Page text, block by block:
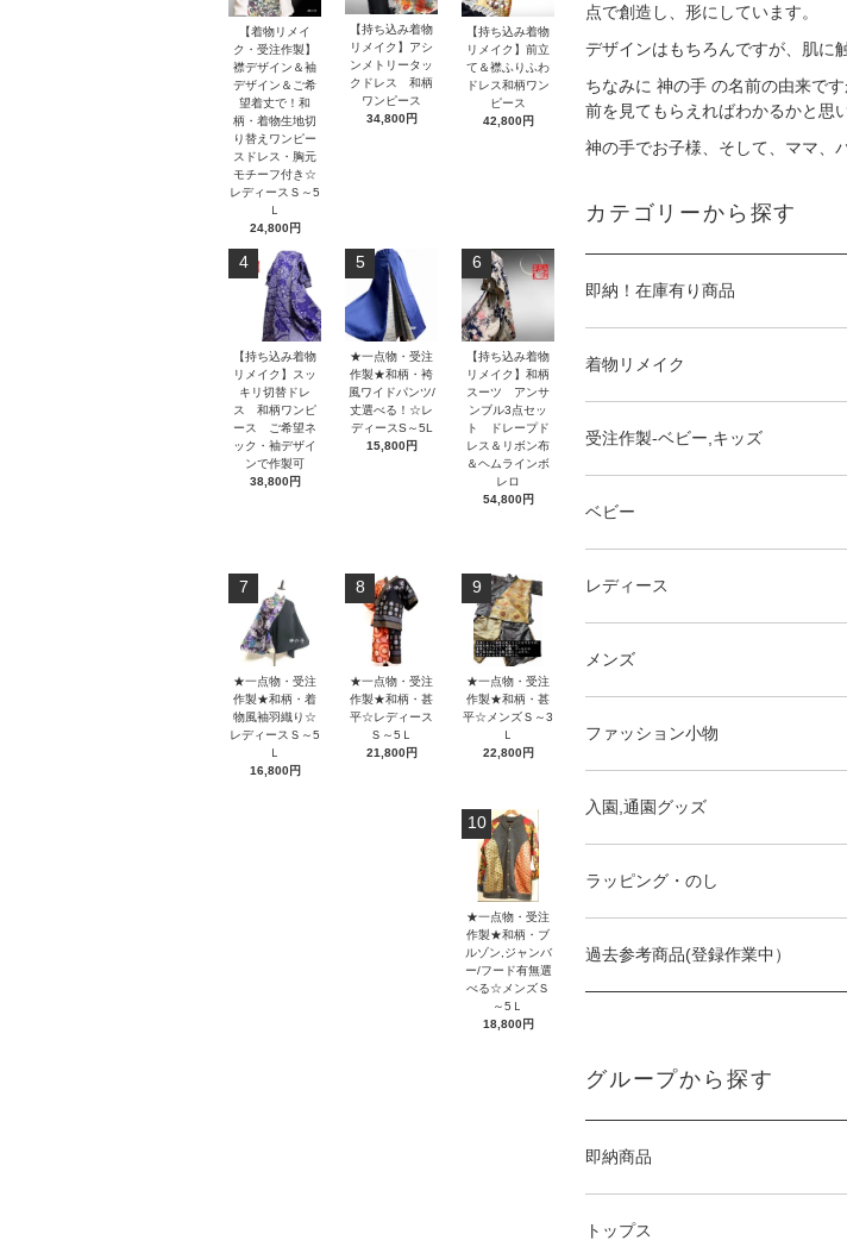
点で創造し、形にしています。
デザインはもちろんですが、肌に
ちなみに 神の手 の名前の由来で
前を見てもらえればわかるかと思
神の手でお子様、そして、ママ、
カテゴリーから探す
即納！在庫有り商品
着物リメイク
受注作製-ベビー,キッズ
ベビー
レディース
メンズ
ファッション小物
入園,通園グッズ
ラッピング・のし
過去参考商品(登録作業中）
グループから探す
即納商品
トップス
【着物リメイ
ク・受注作製】
襟デザイン＆袖
デザイン＆ご希
望着丈で！和
柄・着物生地切
り替えワンピー
スドレス・胸元
モチーフ付き☆
レディースＳ～5
Ｌ
24,800円
【持ち込み着物
リメイク】アシ
ンメトリータッ
クドレス 和柄
ワンピース
34,800円
【持ち込み着物
リメイク】前立
て＆襟ふりふわ
ドレス和柄ワン
ピース
42,800円
4
【持ち込み着物
リメイク】スッ
キリ切替ドレ
ス 和柄ワンピ
ース ご希望ネ
ック・袖デザイ
ンで作製可
38,800円
5
★一点物・受注
作製★和柄・袴
風ワイドパンツ/
丈選べる！☆レ
ディースS～5L
15,800円
6
【持ち込み着物
リメイク】和柄
スーツ アンサ
ンブル3点セッ
ト ドレープド
レス＆リボン布
＆ヘムラインボ
レロ
54,800円
7
★一点物・受注
作製★和柄・着
物風袖羽織り☆
レディースＳ～5
Ｌ
16,800円
8
★一点物・受注
作製★和柄・甚
平☆レディース
Ｓ～5Ｌ
21,800円
9
★一点物・受注
作製★和柄・甚
平☆メンズＳ～3
Ｌ
22,800円
10
★一点物・受注
作製★和柄・ブ
ルゾン,ジャンバ
ー/フード有無選
べる☆メンズＳ
～5Ｌ
18,800円